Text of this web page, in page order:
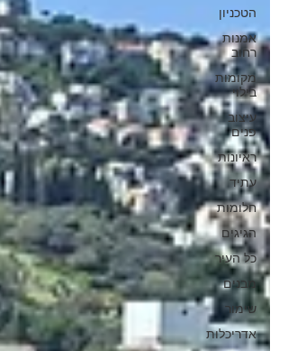
הטכניון
אמנות
רחוב
מקומות
בילוי
עיצוב
פנים
ראיונות
עתיד
חלומות
הגיגים
כל העיר
מבנים
שימור
אדריכלות